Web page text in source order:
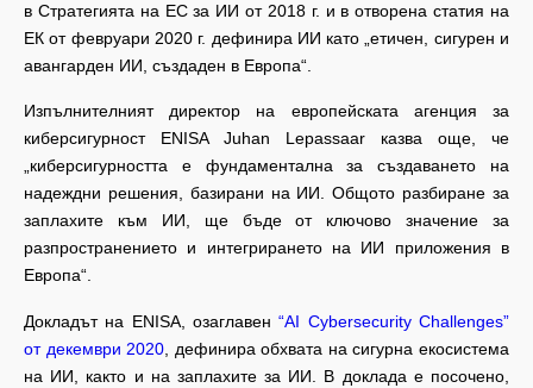
в Стратегията на ЕС за ИИ от 2018 г. и в отворена статия на
ЕК от февруари 2020 г. дефинира ИИ като „етичен, сигурен и
авангарден ИИ, създаден в Европа“.
Изпълнителният директор на европейската агенция за
киберсигурност ENISA Juhan Lepassaar казва още, че
„киберсигурността е фундаментална за създаването на
надеждни решения, базирани на ИИ. Общото разбиране за
заплахите към ИИ, ще бъде от ключово значение за
разпространението и интегрирането на ИИ приложения в
Европа“.
Докладът на ENISA, озаглавен“AI Cybersecurity Challenges”
от декември 2020 , дефинира обхвата на сигурна екосистема
на ИИ, както и на заплахите за ИИ. В доклада е посочено,